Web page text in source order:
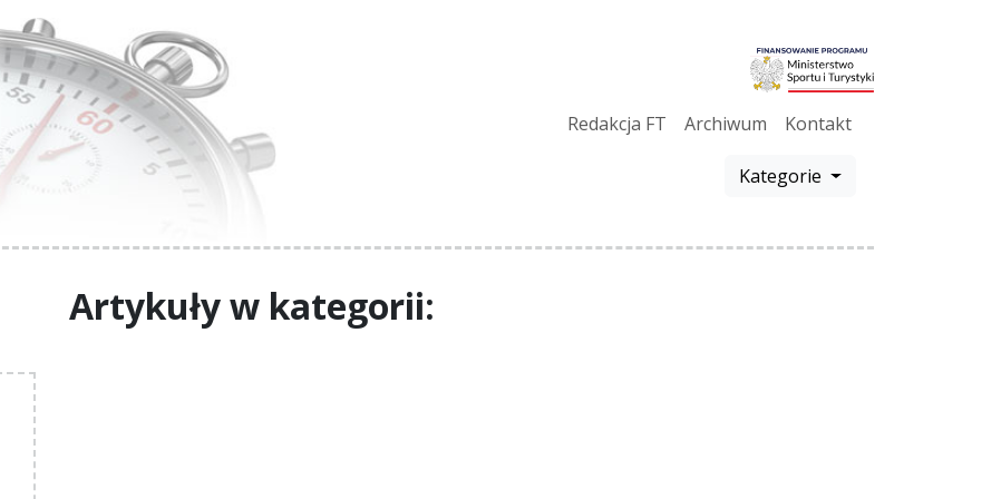
Redakcja FT Archiwum Kontakt
Kategorie
Artykuły w kategorii: